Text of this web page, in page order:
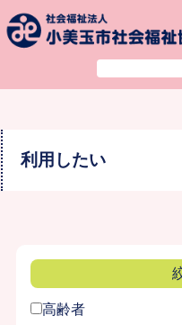
本文へ
利用したい
高齢者